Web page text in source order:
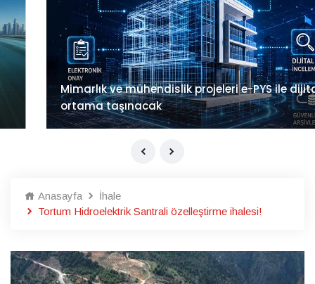
Mimarlık ve mühendislik projeleri e-PYS ile dijital
ortama taşınacak
Anasayfa
İhale
Tortum Hidroelektrik Santrali özelleştirme ihalesi!